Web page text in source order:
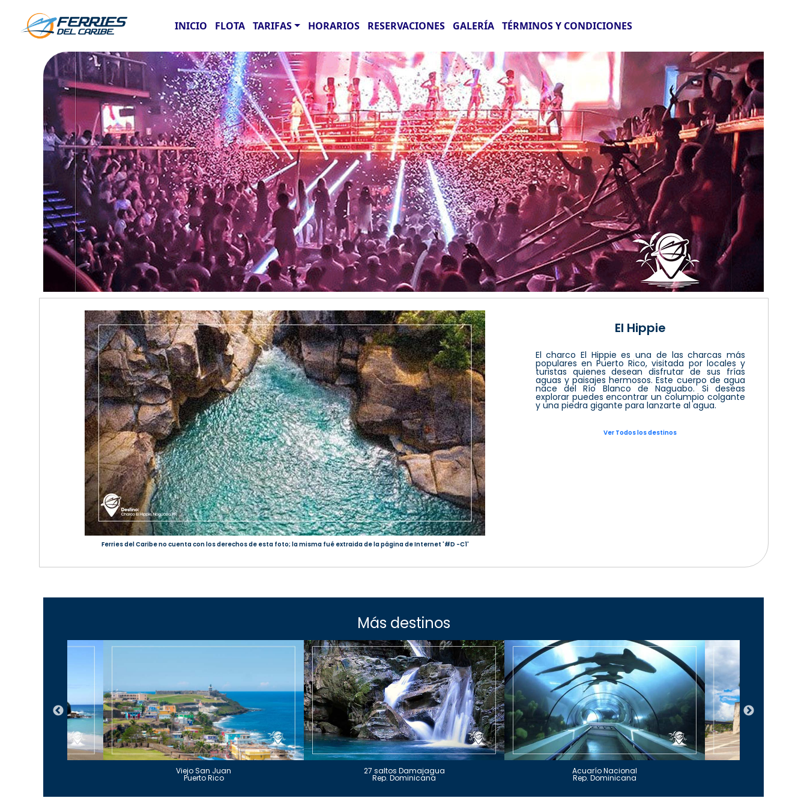
INICIO FLOTA TARIFAS HORARIOS RESERVACIONES GALERÍA TÉRMINOS Y CONDICIONES
Ferries del Caribe no cuenta con los derechos de esta foto; la misma fué extraida de la página de Internet '#D -C1'
El Hippie
El charco El Hippie es una de las charcas más
populares en Puerto Rico, visitada por locales y
turistas quienes desean disfrutar de sus frías
aguas y paisajes hermosos. Este cuerpo de agua
nace del Río Blanco de Naguabo. Si deseas
explorar puedes encontrar un columpio colgante
y una piedra gigante para lanzarte al agua.
Ver Todos los destinos
Más destinos
Viejo San Juan
Puerto Rico
27 saltos Damajagua
Rep. Dominicana
Acuarío Nacional
Rep. Dominicana